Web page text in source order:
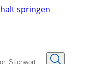
springen